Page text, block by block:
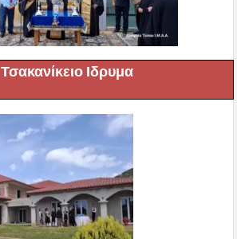
Τσακανίκειο Ιδρυμα